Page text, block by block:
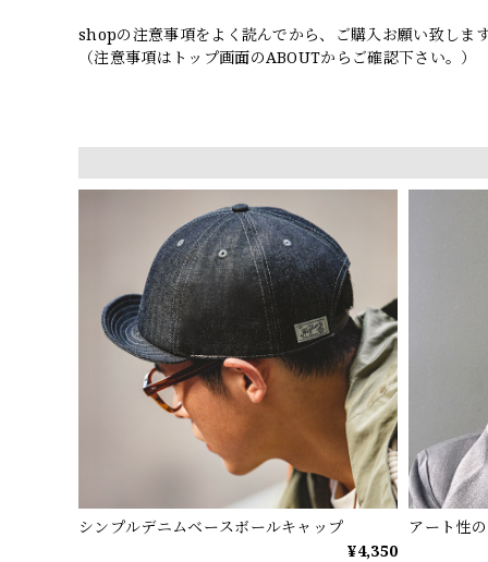
shopの注意事項をよく読んでから、ご購入お願い致しま
（注意事項はトップ画面のABOUTからご確認下さい。）
シンプルデニムベースボールキャップ
¥4,350
アート性